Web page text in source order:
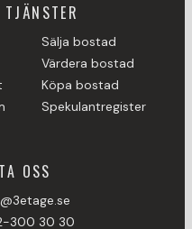
TJÄNSTER
Sälja bostad
Värdera bostad
Köpa bostad
Spekulantregister
OSS
300 30 30